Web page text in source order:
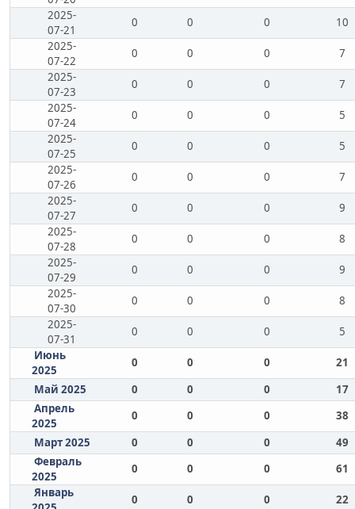
2025-
07-21
0 0 0
10
2025-
07-22
0 0 0
7
2025-
07-23
0 0 0
7
2025-
07-24
0 0 0
5
2025-
07-25
0 0 0
5
2025-
07-26
0 0 0
7
2025-
07-27
0 0 0
9
2025-
07-28
0 0 0
8
2025-
07-29
0 0 0
9
2025-
07-30
0 0 0
8
2025-
07-31
0 0 0
5
Июнь
2025
0 0 0
21
Май 2025
0 0 0
17
Апрель
2025
0 0 0
38
Март 2025
0 0 0
49
Февраль
2025
0 0 0
61
Январь
0 0 0
22